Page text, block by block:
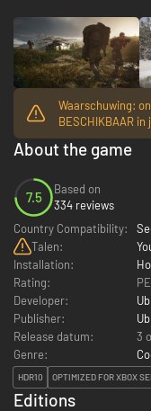
Waarschuwing:
BESCHIKBAAR in
About the game
7.5
Based on
334 reviews
Country Compatibility:
Talen:
Installation:
Rating:
Developer:
Publisher:
Release datum:
3
Genre:
HDR10 OPTIMIZED FOR XBOX
Editions